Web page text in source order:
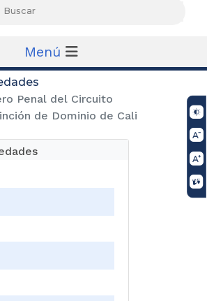
Menú
Penal del Circuito
de Dominio de Cali